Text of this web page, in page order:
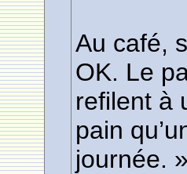
Au café,
OK. Le
refilent à
pain
journée. »